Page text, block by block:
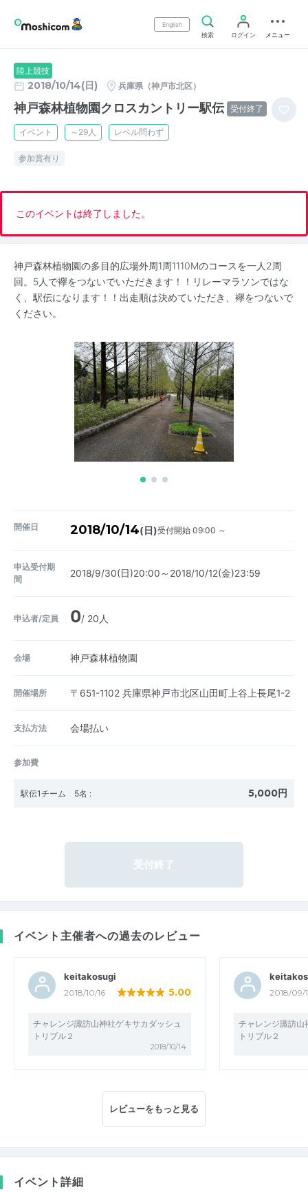
English
検索
ログイン メニュー
陸上競技
2018/10/14(日) 兵庫県（神戸市北区）
神戸森林植物園クロスカントリー駅伝 受付終了
イベント ～29人 レベル問わず
参加賞有り
このイベントは終了しました。
神戸森林植物園の多目的広場外周1周1110Ⅿのコースを一人2周
回。5人で襷をつないでいただきます！！リレーマラソンではな
く、駅伝になります！！出走順は決めていただき、襷をつないで
ください。
開催日 2018/10/14(日)受付開始 09:00 ～
申込受付期
間
2018/9/30(日)20:00～2018/10/12(金)23:59
申込者/定員 0/ 20人
会場 神戸森林植物園
開催場所 〒651-1102 兵庫県神戸市北区山田町上谷上長尾1-2
支払方法 会場払い
参加費
駅伝1チーム 5名 : 5,000円
受付終了
イベント主催者への過去のレビュー
keitakosugi
2018/10/16 5.00
チャレンジ諏訪山神社ゲキサカダッシュ
トリプル２
2018/10/14
2018/09/
チャレンジ諏訪山
トリプル２
レビューをもっと見る
イベント詳細